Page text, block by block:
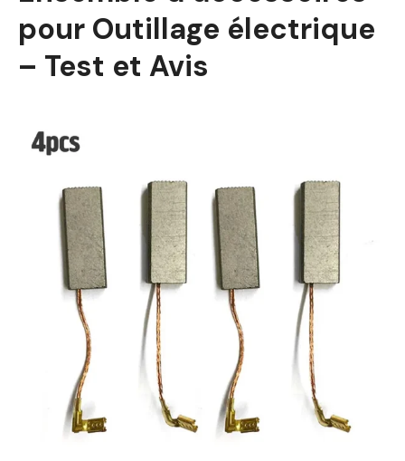
pour Outillage électrique
– Test et Avis